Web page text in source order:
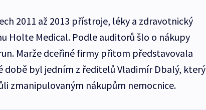
2011 až 2013 přístroje, léky a zdravotnický
Holte Medical. Podle auditorů šlo o nákupy
Marže dceřiné firmy přitom představovala
době byl jedním z ředitelů Vladimír Dbalý, který
zmanipulovaným nákupům nemocnice.